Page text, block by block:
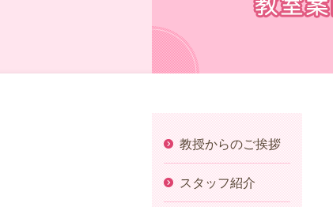
教授からのご挨拶
スタッフ紹介